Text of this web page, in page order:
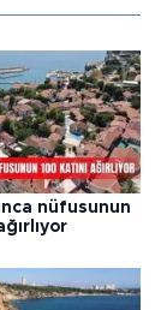
nüfusunun